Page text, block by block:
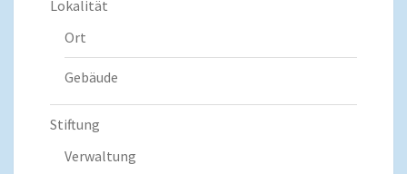
Lokalität
Ort
Gebäude
Stiftung
Verwaltung